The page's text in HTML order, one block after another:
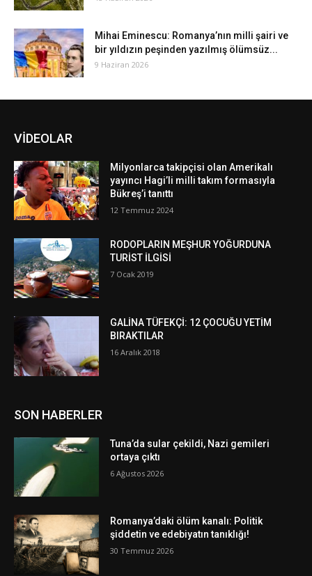
Mihai Eminescu: Romanya’nın milli şairi ve
bir yıldızın peşinden yazılmış ölümsüz...
9 Haziran 2026
VİDEOLAR
Milyonlarca takipçisi olan Amerikalı
yayıncı Hagi’li milli takım formasıyla
Bükreş’i tanıttı
12 Temmuz 2024
RODOPLARIN MEŞHUR YOĞURDUNA
TURİST İLGİSİ
7 Ocak 2019
GALİNA TÜFEKÇİ: 12 ÇOCUĞU YETİM
BIRAKTILAR
16 Aralık 2018
SON HABERLER
Tuna’da sular çekildi, Nazi gemileri
ortaya çıktı
6 Ağustos 2026
Romanya’daki ölüm kanalı: Politik
şiddetin ve edebiyatın tanıklığı!
30 Temmuz 2026